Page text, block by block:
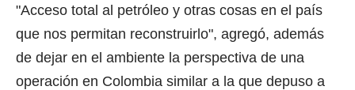
"Acceso total al petróleo y otras cosas en el país
que nos permitan reconstruirlo", agregó, además
de dejar en el ambiente la perspectiva de una
operación en Colombia similar a la que depuso a